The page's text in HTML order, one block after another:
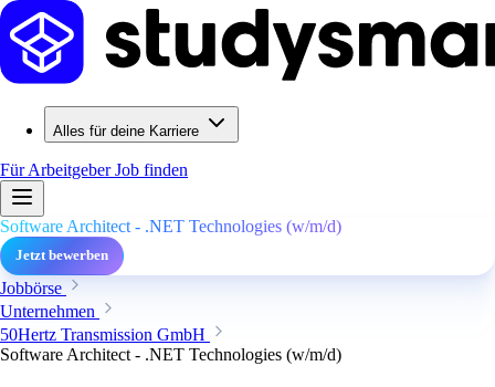
Alles für deine Karriere
Für ArbeitgeberJob finden
Software Architect - .NET Technologies (w/m/d)
Jetzt bewerben
Jobbörse
Unternehmen
50Hertz Transmission GmbH
Software Architect - .NET Technologies (w/m/d)